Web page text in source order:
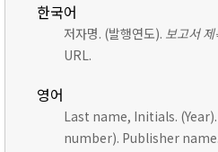
한국어
저자명. (발행연도). 보고서 제
URL.
영어
Last name, Initials. (Year).
number). Publisher